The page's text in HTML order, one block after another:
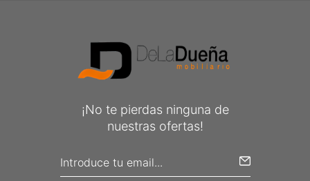
¡No te pierdas ninguna de
nuestras ofertas!